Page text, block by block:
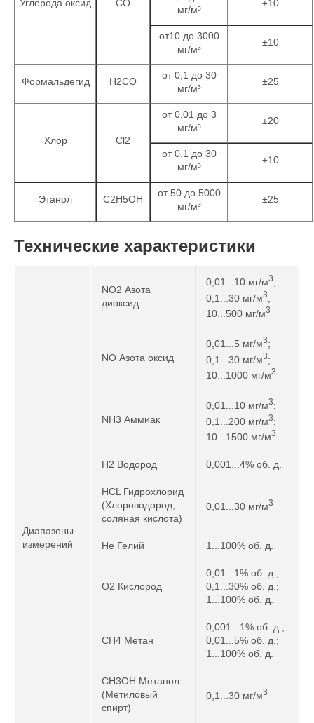
Углерода оксид СО
мг/м³
±10
от10 до 3000
мг/м³
±10
Формальдегид H2CO
от 0,1 до 30
мг/м³
±25
Хлор Cl2
от 0,01 до 3
мг/м³
±20
от 0,1 до 30
мг/м³
±10
Этанол C2H5OH
от 50 до 5000
мг/м³
±25
Технические характеристики
Диапазоны
измерений
NO2 Азота
диоксид
0,01...10 мг/м3;
0,1...30 мг/м3;
10...500 мг/м3
NO Азота оксид
0,01...5 мг/м3;
0,1...30 мг/м3;
10...1000 мг/м3
NH3 Аммиак
0,01...10 мг/м3;
0,1...200 мг/м3;
10...1500 мг/м3
H2 Водород 0,001...4% об. д.
HCL Гидрохлорид
(Хлороводород,
соляная кислота)
0,01...30 мг/м3
He Гелий 1...100% об. д.
O2 Кислород
0,01...1% об. д.;
0,1...30% об. д.;
1...100% об. д.
CH4 Метан
0,001...1% об. д.;
0,01...5% об. д.;
1...100% об. д.
CH3OH Метанол
(Метиловый
спирт)
0,1...30 мг/м3